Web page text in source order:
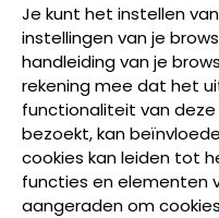
Je kunt het instellen
instellingen van je
handleiding van je
rekening mee dat het
functionaliteit van
bezoekt, kan
cookies kan leiden tot
functies en elementen
aangeraden om